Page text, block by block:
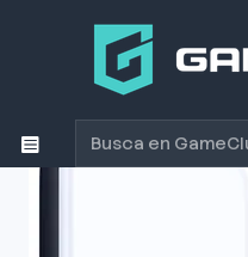
Productos
Luces Logitech Stream